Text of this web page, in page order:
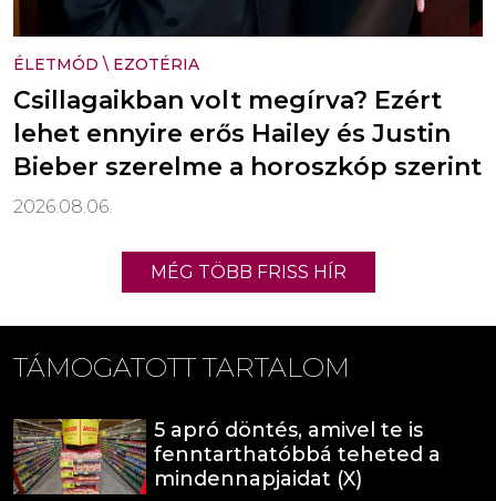
ÉLETMÓD \ EZOTÉRIA
Csillagaikban volt megírva? Ezért
lehet ennyire erős Hailey és Justin
Bieber szerelme a horoszkóp szerint
2026.08.06.
MÉG TÖBB FRISS HÍR
TÁMOGATOTT TARTALOM
5 apró döntés, amivel te is
fenntarthatóbbá teheted a
mindennapjaidat (X)